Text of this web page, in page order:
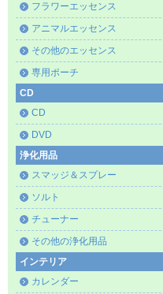
フラワーエッセンス
アニマルエッセンス
その他のエッセンス
専用ポーチ
CD
CD
DVD
浄化用品
スマッジ＆スプレー
ソルト
チューナー
その他の浄化用品
インテリア
カレンダー